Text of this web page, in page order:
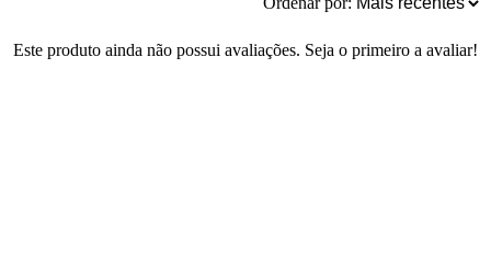
Este produto ainda não possui avaliações. Seja o primeiro a avaliar!